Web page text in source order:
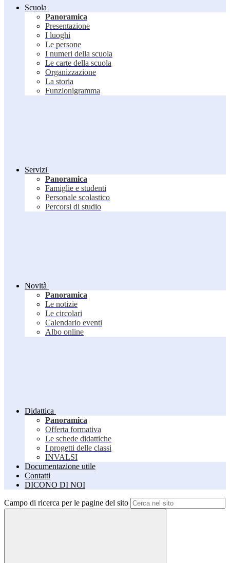
Scuola
Panoramica
Presentazione
I luoghi
Le persone
I numeri della scuola
Le carte della scuola
Organizzazione
La storia
Funzionigramma
Servizi
Panoramica
Famiglie e studenti
Personale scolastico
Percorsi di studio
Novità
Panoramica
Le notizie
Le circolari
Calendario eventi
Albo online
Didattica
Panoramica
Offerta formativa
Le schede didattiche
I progetti delle classi
INVALSI
Documentazione utile
Contatti
DICONO DI NOI
Campo di ricerca per le pagine del sito